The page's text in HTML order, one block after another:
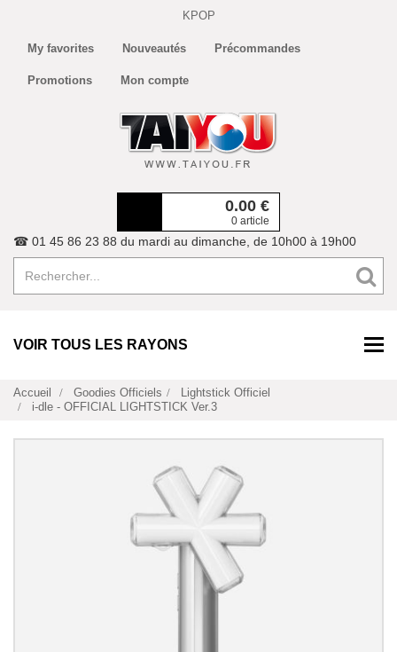
KPOP
My favorites Nouveautés Précommandes
Promotions Mon compte
0.00 €
0 article
☎ 01 45 86 23 88 du mardi au dimanche, de 10h00 à 19h00
VOIR TOUS LES RAYONS
Accueil Goodies Officiels
Lightstick Officiel
i-dle - OFFICIAL LIGHTSTICK Ver.3